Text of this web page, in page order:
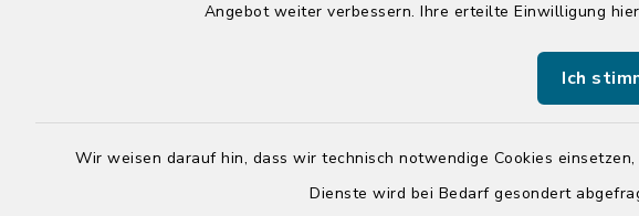
Angebot weiter verbessern. Ihre erteilte Einwilligung
Ich
Wir weisen darauf hin, dass wir technisch notwendige Cookies
Dienste wird bei Bedarf gesondert